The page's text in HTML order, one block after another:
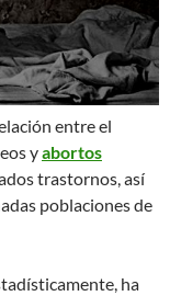
entre el
yabortos
trastornos, así
poblaciones de
ha